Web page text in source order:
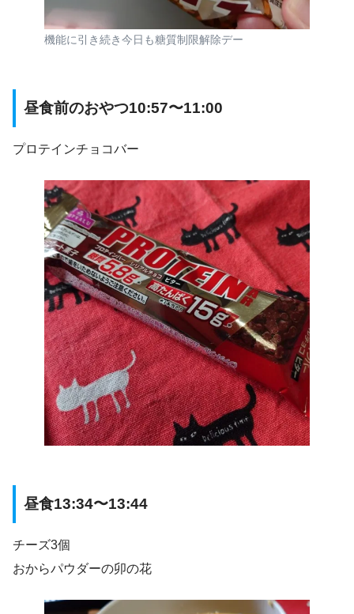
機能に引き続き今日も糖質制限解除デー
昼食前のおやつ10:57〜11:00
プロテインチョコバー
昼食13:34〜13:44
チーズ3個
おからパウダーの卯の花